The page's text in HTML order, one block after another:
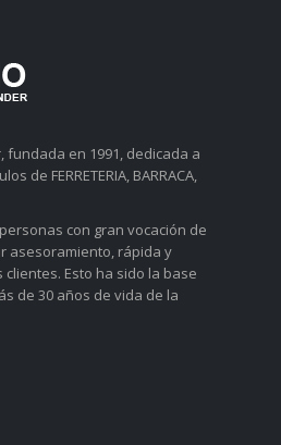
en 1991, dedicada a
de FERRETERIA, BARRACA,
con gran vocación de
asesoramiento, rápida y
Esto ha sido la base
de 30 años de vida de la